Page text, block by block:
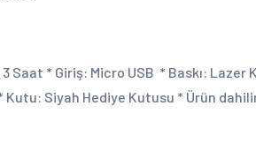
* Giriş: Micro USB * Baskı: Lazer
Kutu: Siyah Hediye Kutusu * Ürün